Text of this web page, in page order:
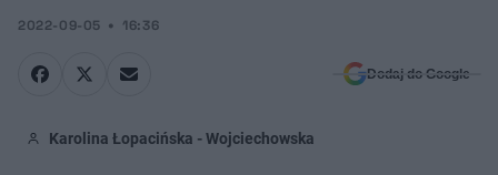
2022-09-05 16:36
Dodaj do Google
Karolina Łopacińska - Wojciechowska